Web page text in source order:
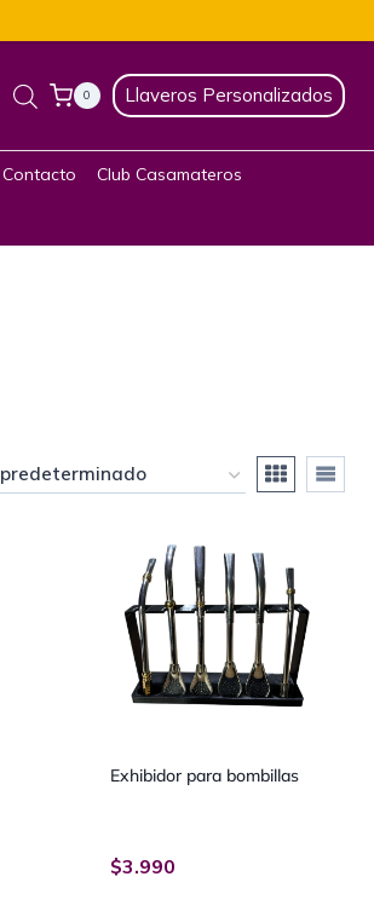
0 Llaveros Personalizados
Contacto Club Casamateros
Exhibidor para bombillas
$3.990